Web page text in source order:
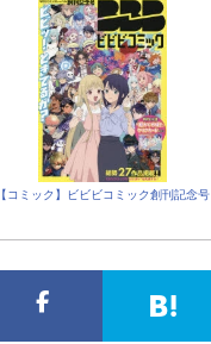
【コミック】ビビビコミック創刊記念号